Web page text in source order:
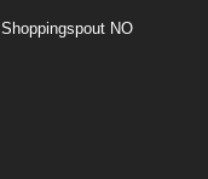
Shoppingspout NO